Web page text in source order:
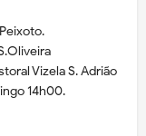
Vizela S. Adrião
14h00.